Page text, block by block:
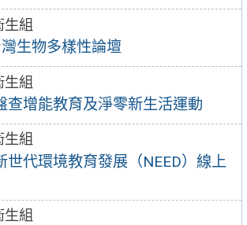
生組
生物多樣性論壇
生組
查增能教育及淨零新生活運動
生組
世代環境教育發展（NEED）線上
生組